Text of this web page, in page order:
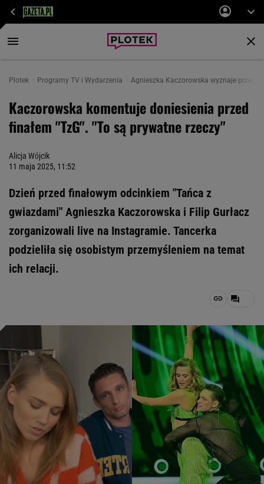
Plotek Programy TV i Wydarzenia Agnieszka Kaczorowska wyznaje przed
Kaczorowska komentuje doniesienia przed
finałem "TzG". "To są prywatne rzeczy"
Alicja Wójcik
11 maja 2025, 11:52
Dzień przed finałowym odcinkiem "Tańca z
gwiazdami" Agnieszka Kaczorowska i Filip Gurłacz
zorganizowali live na Instagramie. Tancerka
podzieliła się osobistym przemyśleniem na temat
ich relacji.